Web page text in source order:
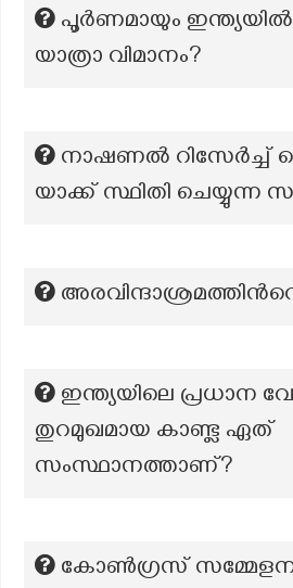
പൂർണമായും ഇന്ത്യയിൽ
യാത്രാ വിമാനം?
നാഷണൽ റിസേർച്ച്
യാക്ക് സ്ഥിതി ചെയ്യുന്ന
ഇന്ത്യയിലെ പ്രധാന
തുറമുഖമായ കാണ്ട്ല ഏത്
സംസ്ഥാനത്താണ്?
കോൺഗ്രസ്